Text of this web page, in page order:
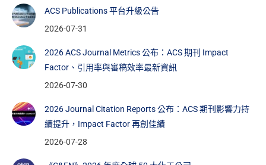
ACS Publications 平台升級公告
2026-07-31
2026 ACS Journal Metrics 公布：ACS 期刊 Impact
Factor、引用率與審稿效率最新資訊
2026-07-30
2026 Journal Citation Reports 公布：ACS 期刊影響力持
續提升，Impact Factor 再創佳績
2026-07-28